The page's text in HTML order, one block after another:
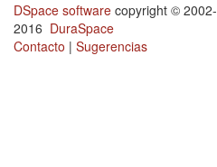
DSpace software copyright © 2002-
2016 DuraSpace
Contacto | Sugerencias